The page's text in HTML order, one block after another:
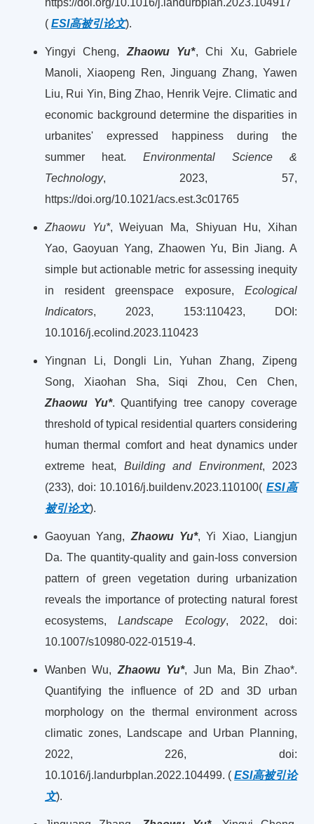
https://doi.org/10.1016/j.landurbplan.2023.104917
( ESI高被引论文).
Yingyi Cheng,Zhaowu Yu*, Chi Xu, Gabriele
Manoli, Xiaopeng Ren, Jinguang Zhang, Yawen
Liu, Rui Yin, Bing Zhao, Henrik Vejre. Climatic and
economic background determine the disparities in
urbanites' expressed happiness during the
summer heat. Environmental Science &
Technology, 2023, 57,
https://doi.org/10.1021/acs.est.3c01765
Zhaowu Yu*, Weiyuan Ma, Shiyuan Hu, Xihan
Yao, Gaoyuan Yang, Zhaowen Yu, Bin Jiang. A
simple but actionable metric for assessing inequity
in resident greenspace exposure,Ecological
Indicators, 2023, 153:110423, DOI:
10.1016/j.ecolind.2023.110423
Yingnan Li, Dongli Lin, Yuhan Zhang, Zipeng
Song, Xiaohan Sha, Siqi Zhou, Cen Chen,
Zhaowu Yu*. Quantifying tree canopy coverage
threshold of typical residential quarters considering
human thermal comfort and heat dynamics under
extreme heat, Building and Environment, 2023
(233), doi: 10.1016/j.buildenv.2023.110100(ESI高
被引论文).
Gaoyuan Yang,Zhaowu Yu*, Yi Xiao, Liangjun
Da. The quantity-quality and gain-loss conversion
pattern of green vegetation during urbanization
reveals the importance of protecting natural forest
ecosystems,Landscape Ecology, 2022, doi:
10.1007/s10980-022-01519-4.
Wanben Wu,Zhaowu Yu*, Jun Ma, Bin Zhao*.
Quantifying the influence of 2D and 3D urban
morphology on the thermal environment across
climatic zones, Landscape and Urban Planning,
2022, 226, doi:
10.1016/j.landurbplan.2022.104499. ( ESI高被引论
文).